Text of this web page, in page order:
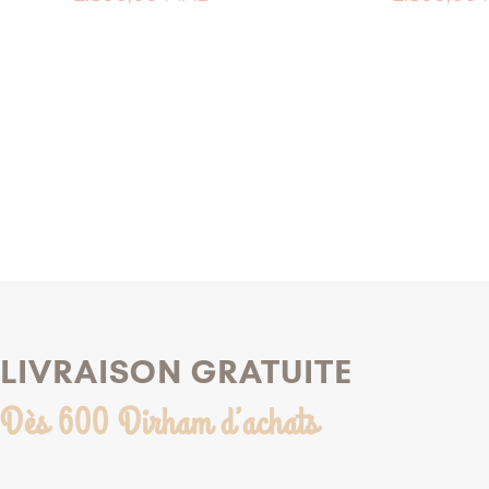
LIVRAISON GRATUITE
Dès 600 Dirham d’achats